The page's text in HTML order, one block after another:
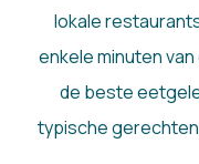
lokale
enkele minuten
de beste
typische